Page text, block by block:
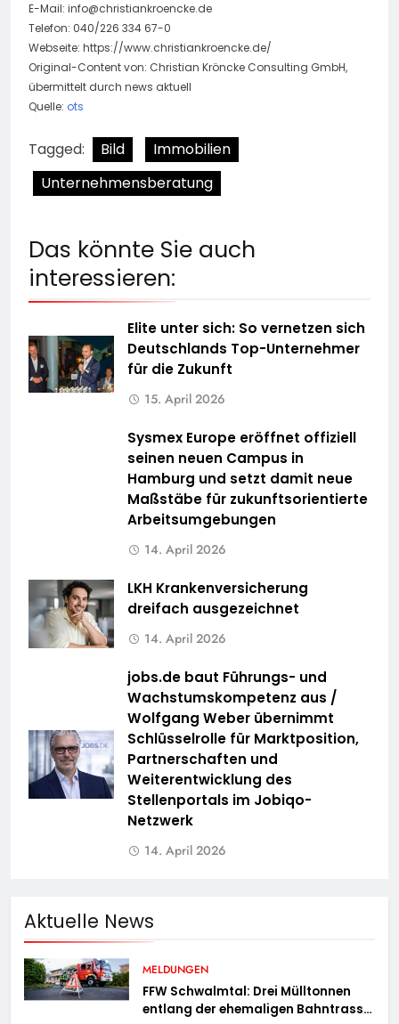
E-Mail: info@christiankroencke.de
Telefon: 040/226 334 67-0
Webseite: https://www.christiankroencke.de/
Original-Content von: Christian Kröncke Consulting GmbH,
übermittelt durch news aktuell
Quelle: ots
Tagged: Bild
Immobilien
Unternehmensberatung
Das könnte Sie auch
interessieren:
Elite unter sich: So vernetzen sich
Deutschlands Top-Unternehmer
für die Zukunft
15. April 2026
Sysmex Europe eröffnet offiziell
seinen neuen Campus in
Hamburg und setzt damit neue
Maßstäbe für zukunftsorientierte
Arbeitsumgebungen
14. April 2026
LKH Krankenversicherung
dreifach ausgezeichnet
14. April 2026
jobs.de baut Führungs- und
Wachstumskompetenz aus /
Wolfgang Weber übernimmt
Schlüsselrolle für Marktposition,
Partnerschaften und
Weiterentwicklung des
Stellenportals im Jobiqo-
Netzwerk
14. April 2026
Aktuelle News
MELDUNGEN
FFW Schwalmtal: Drei Mülltonnen
entlang der ehemaligen Bahntrasse